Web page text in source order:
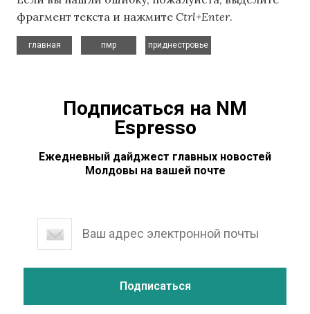
фрагмент текста и нажмите Ctrl+Enter.
главная
пмр
приднестровье
Подписаться на NM
Espresso
Ежедневный дайджест главных новостей
Молдовы на вашей почте